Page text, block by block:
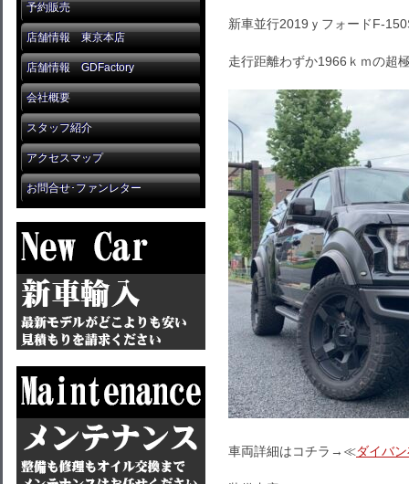
予約販売
店舗情報 東京本店
店舗情報 GDFactory
会社概要
スタッフ紹介
アクセスマップ
お問合せ･ファンレター
新車並行2019ｙフォードF-
走行距離わずか1966ｋｍの超
車両詳細はコチラ→≪ダイバ